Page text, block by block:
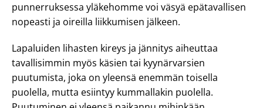
punnerruksessa yläkehomme voi väsyä epätavallisen
nopeasti ja oireilla liikkumisen jälkeen.
Lapaluiden lihasten kireys ja jännitys aiheuttaa
tavallisimmin myös käsien tai kyynärvarsien
puutumista, joka on yleensä enemmän toisella
puolella, mutta esiintyy kummallakin puolella.